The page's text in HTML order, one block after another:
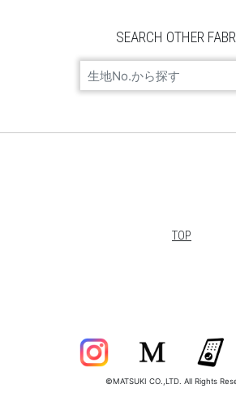
SEARCH OTHER
TOP
©MATSUKI CO.,LTD. All Rights